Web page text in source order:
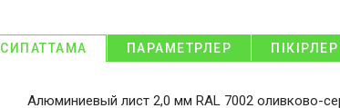
СИПАТТАМА ПАРАМЕТРЛЕР ПІКІРЛЕР
Алюминиевый лист 2,0 мм RAL 7002 оливково-